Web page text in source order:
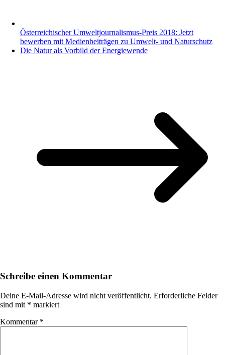
Österreichischer Umweltjournalismus-Preis 2018: Jetzt
bewerben mit Medienbeiträgen zu Umwelt- und Naturschutz
Die Natur als Vorbild der Energiewende
Schreibe einen Kommentar
Deine E-Mail-Adresse wird nicht veröffentlicht. Erforderliche Felder
sind mit * markiert
Kommentar *